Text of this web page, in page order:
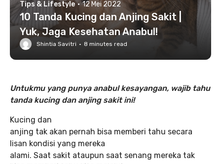
Tips & Lifestyle · 12 Mei 2022
10 Tanda Kucing dan Anjing Sakit |
Yuk, Jaga Kesehatan Anabul!
Shintia Savitri · 8 minutes read
Untukmu yang punya anabul kesayangan, wajib tahu
tanda kucing dan anjing sakit ini!
Kucing dan
anjing tak akan pernah bisa memberi tahu secara
lisan kondisi yang mereka
alami. Saat sakit ataupun saat senang mereka tak